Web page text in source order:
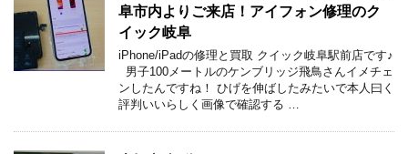
阜市内よりご来店！アイフォン修理のク
イック岐阜
iPhone/iPadの修理と買取 クイック岐阜駅前店です♪
男子100メートルのケンブリッジ飛鳥さんイメチェ
ンしたんですね！ ひげを伸ばしたみたいで本人曰く
評判いいらしく画像で確認する …